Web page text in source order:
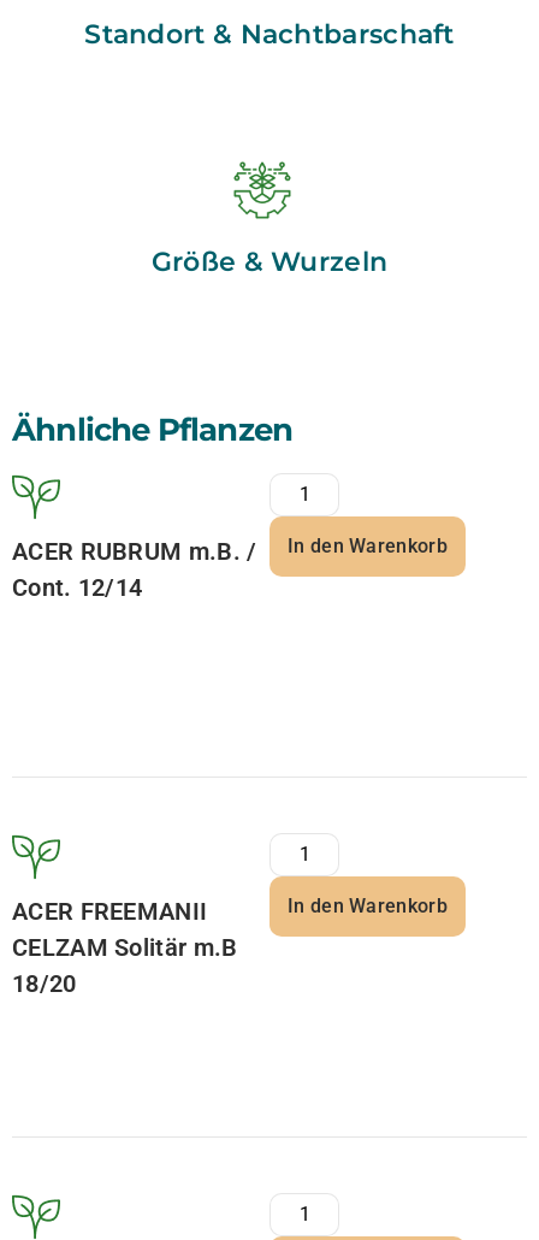
Standort & Nachtbarschaft
Größe & Wurzeln
Ähnliche Pflanzen
ACER RUBRUM m.B. /
Cont. 12/14
In den Warenkorb
ACER FREEMANII
CELZAM Solitär m.B
18/20
In den Warenkorb